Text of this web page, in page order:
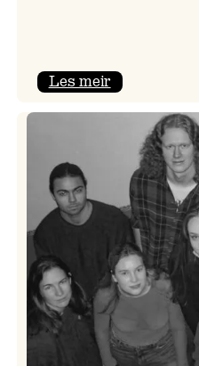
Les meir:
Lindy
Hop!